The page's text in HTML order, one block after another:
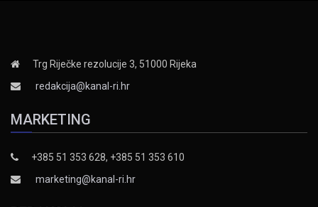
Trg Riječke rezolucije 3, 51000 Rijeka
redakcija@kanal-ri.hr
MARKETING
+385 51 353 628, +385 51 353 610
marketing@kanal-ri.hr